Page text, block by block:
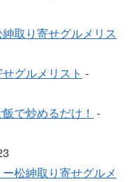
取り寄せグルメリス
グルメリスト ‐
で炒めるだけ！ ‐
松紳取り寄せグルメ